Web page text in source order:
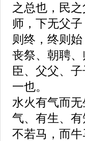
之总也，民
师，下无父
则终，终则
丧祭、朝聘
臣、父父、
一也。
水火有气而
气、有生、
不若马，而